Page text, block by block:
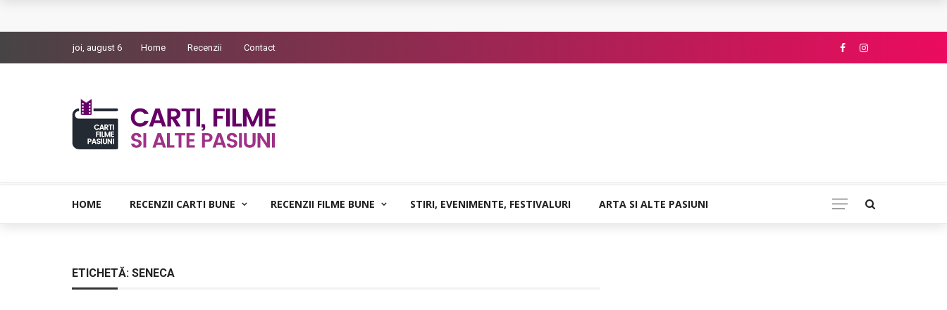
Bolla – O iubire interzisa din Pristina
Indragostitii de Franz K. – Justitiarii literaturii
Un artist al foamei – Prozele de la final
joi, august 6 Home Recenzii Contact
HOME RECENZII CARTI BUNE RECENZII FILME BUNE STIRI, EVENIMENTE, FESTIVALURI ARTA SI ALTE PASIUNI
ETICHETĂ: SENECA